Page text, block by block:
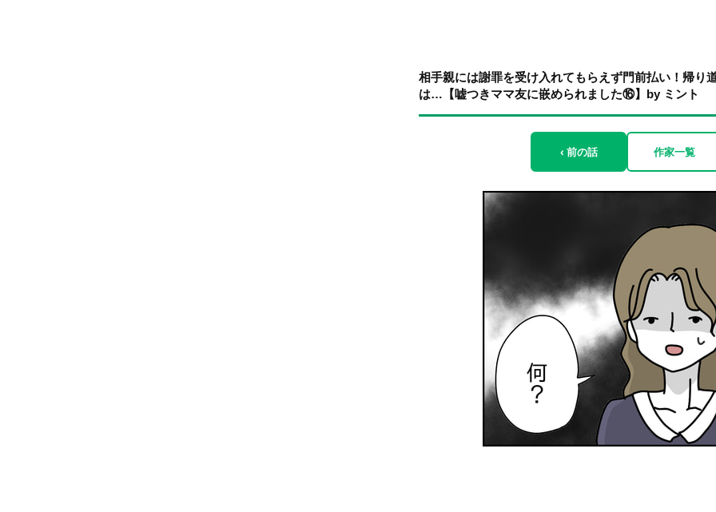
相手親には謝罪を受け入れてもらえず門前払い！帰り
は…【嘘つきママ友に嵌められました⑯】by ミント
‹ 前の話 作家一覧